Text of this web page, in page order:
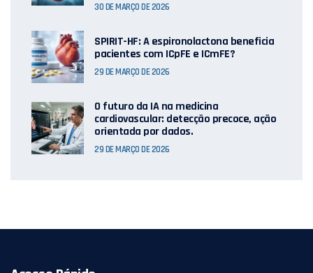
30 DE MARÇO DE 2026
SPIRIT-HF: A espironolactona beneficia
pacientes com ICpFE e ICmFE?
29 DE MARÇO DE 2026
O futuro da IA ​​na medicina
cardiovascular: detecção precoce, ação
orientada por dados.
29 DE MARÇO DE 2026